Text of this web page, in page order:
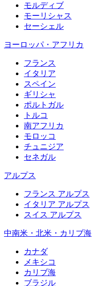
モルディブ
モーリシャス
セーシェル
ヨーロッパ・アフリカ
フランス
イタリア
スペイン
ギリシャ
ポルトガル
トルコ
南アフリカ
モロッコ
チュニジア
セネガル
アルプス
フランス アルプス
イタリア アルプス
スイス アルプス
中南米・北米・カリブ海
カナダ
メキシコ
カリブ海
ブラジル